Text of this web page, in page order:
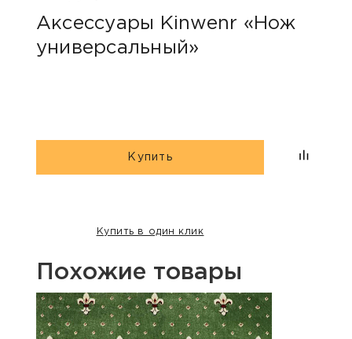
Аксессуары Kinwenr «Нож
универсальный»
Купить
Купить в один клик
Похожие товары